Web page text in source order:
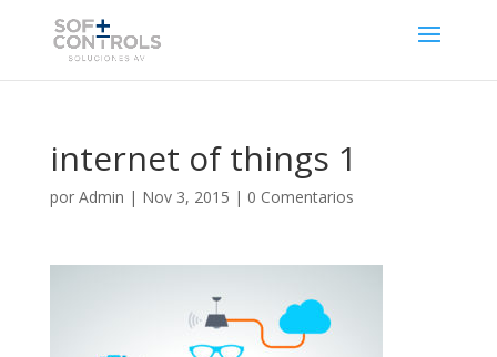
internet of things 1
por Admin | Nov 3, 2015 | 0 Comentarios